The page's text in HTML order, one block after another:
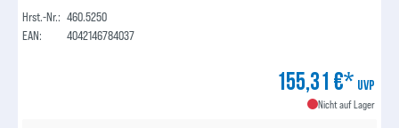
Hrst.-Nr.: 460.5250
EAN:
4042146784037
155,31 €* UVP
Nicht auf Lager